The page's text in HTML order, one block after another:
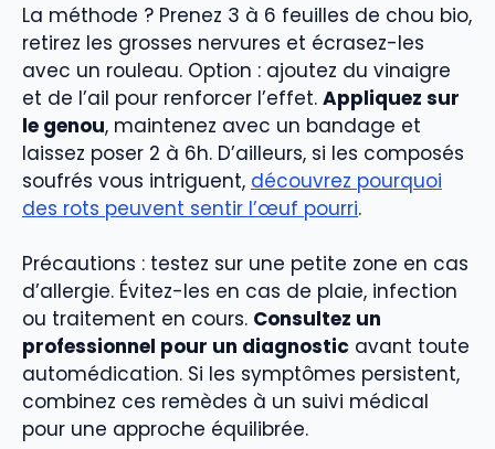
La méthode ? Prenez 3 à 6 feuilles de chou bio,
retirez les grosses nervures et écrasez-les
avec un rouleau. Option : ajoutez du vinaigre
et de l’ail pour renforcer l’effet. Appliquez sur
le genou, maintenez avec un bandage et
laissez poser 2 à 6h. D’ailleurs, si les composés
soufrés vous intriguent, découvrez pourquoi
des rots peuvent sentir l’œuf pourri.
Précautions : testez sur une petite zone en cas
d’allergie. Évitez-les en cas de plaie, infection
ou traitement en cours. Consultez un
professionnel pour un diagnostic avant toute
automédication. Si les symptômes persistent,
combinez ces remèdes à un suivi médical
pour une approche équilibrée.